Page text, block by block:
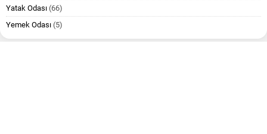
Yatak Odası (66)
Yemek Odası (5)